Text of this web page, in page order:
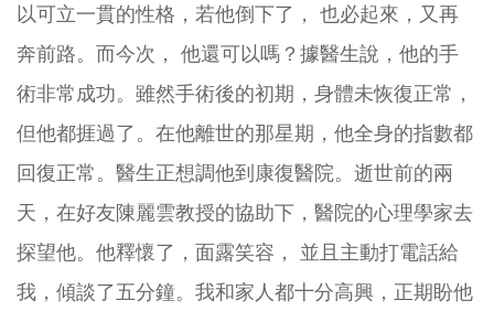
以可立一貫的性格，若他倒下了， 也必起來，又再
奔前路。而今次， 他還可以嗎？據醫生說，他的手
術非常成功。雖然手術後的初期，身體未恢復正常，
但他都捱過了。在他離世的那星期，他全身的指數都
回復正常。醫生正想調他到康復醫院。逝世前的兩
天，在好友陳麗雲教授的協助下，醫院的心理學家去
探望他。他釋懷了，面露笑容， 並且主動打電話給
我，傾談了五分鐘。我和家人都十分高興，正期盼他